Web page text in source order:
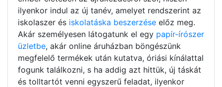
ilyenkor indul az új tanév, amelyet rendszerint az
iskolaszer és iskolatáska beszerzése előz meg.
Akár személyesen látogatunk el egy papír-írószer
üzletbe, akár online áruházban böngészünk
megfelelő termékek után kutatva, óriási kínálattal
fogunk találkozni, s ha addig azt hittük, új táskát
és tolltartót venni egyszerű feladat, ilyenkor